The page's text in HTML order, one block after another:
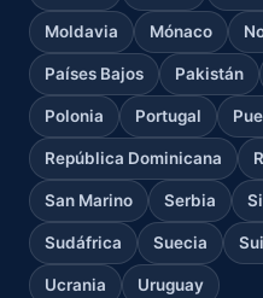
Moldavia Mónaco
Países Bajos Pakistán
Polonia Portugal
República Dominicana
San Marino Serbia
Sudáfrica Suecia
Ucrania Uruguay